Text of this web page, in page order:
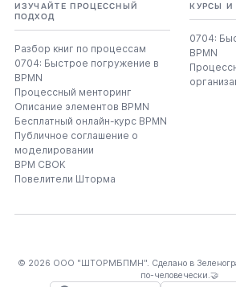
ИЗУЧАЙТЕ ПРОЦЕССНЫЙ
ПОДХОД
Разбор книг по процессам
0704: Быстрое погружение в
BPMN
Процессный менторинг
Описание элементов BPMN
Бесплатный онлайн-курс BPMN
Публичное соглашение о
моделировании
BPM CBOK
Повелители Шторма
КУРСЫ И
0704:
BPMN
© 2026 ООО "ШТОРМБПМН". Сделано в
по-человечески.🤝